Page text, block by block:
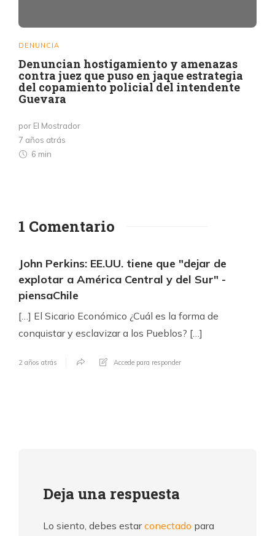
DENUNCIA
Denuncian hostigamiento y amenazas
contra juez que puso en jaque estrategia
del copamiento policial del intendente
Guevara
por El Mostrador
7 años atrás
6 min
1 Comentario
John Perkins: EE.UU. tiene que "dejar de
explotar a América Central y del Sur" -
piensaChile
[…] El Sicario Económico ¿Cuál es la forma de
conquistar y esclavizar a los Pueblos? […]
2 años atrás Accede para responder
Deja una respuesta
Lo siento, debes estarconectado para